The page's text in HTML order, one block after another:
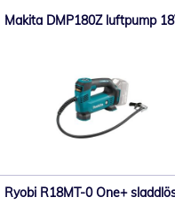
Makita DMP180Z luftpump
Ryobi R18MT-0 One+